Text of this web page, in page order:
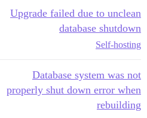
Upgrade failed due to unclean
database shutdown
Self-hosting
Database system was not
properly shut down error when
rebuilding